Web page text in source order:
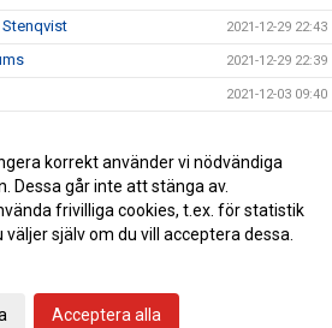
2021-12-29 22:43
2021-12-29 22:39
2021-12-03 09:40
för herrlaget 2021-07-30 16:58
2021-07-28 10:43
korrekt använder vi nödvändiga
Dessa går inte att stänga av.
frivilliga cookies, t.ex. för statistik
själv om du vill acceptera dessa.
Acceptera alla